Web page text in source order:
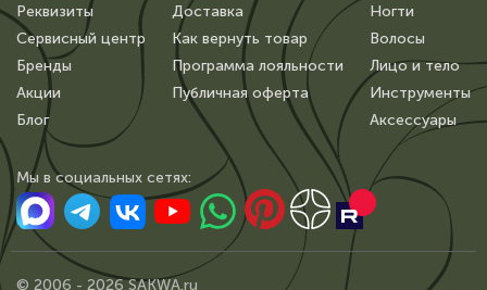
Реквизиты
Сервисный центр
Бренды
Акции
Блог
Доставка
Как вернуть товар
Программа лояльности
Публичная оферта
Ногти
Волосы
Лицо и тело
Инструменты
Аксессуары
Мы в сoциальных сетях:
© 2006 - 2026 SAKWA.ru